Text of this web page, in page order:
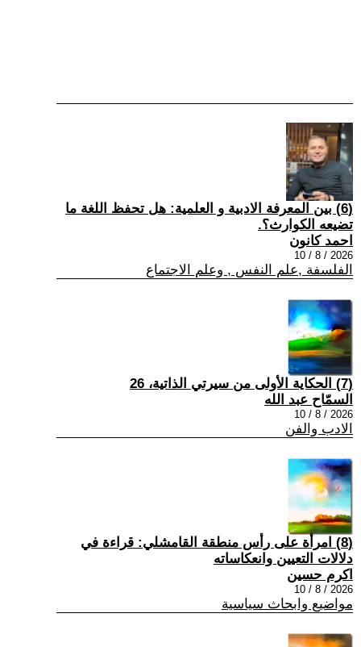
(6) بين المعرفة الادبية و العلمية: هل تحفظ اللغة ما
تضيعه الكوارث؟.
احمد كانون
2026 / 8 / 10
الفلسفة ,علم النفس , وعلم الاجتماع
(7) الحكاية الأولى من سيرتي الذاتية، 26
السمّاح عبد الله
2026 / 8 / 10
الادب والفن
(8) امرأة على رأس منطقة القامشلي: قراءة في
دلالات التعيين وانعكاساته
اكرم حسين
2026 / 8 / 10
مواضيع وابحاث سياسية